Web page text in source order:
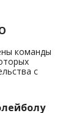
команды
с